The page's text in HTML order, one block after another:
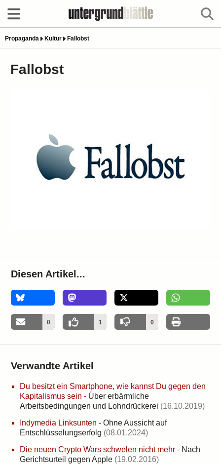
Propaganda Kultur Fallobst
Fallobst
Diesen Artikel...
0 1 0
Verwandte Artikel
Du besitzt ein Smartphone, wie kannst Du gegen den
Kapitalismus sein - Über erbärmliche
Arbeitsbedingungen und Lohndrückerei (16.10.2019)
Indymedia Linksunten - Ohne Aussicht auf
Entschlüsselungserfolg (08.01.2024)
Die neuen Crypto Wars schwelen nicht mehr - Nach
Gerichtsurteil gegen Apple (19.02.2016)